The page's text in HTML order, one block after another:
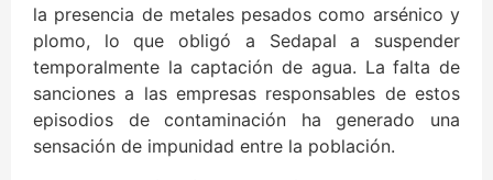
la presencia de metales pesados como arsénico y
plomo, lo que obligó a Sedapal a suspender
temporalmente la captación de agua. La falta de
sanciones a las empresas responsables de estos
episodios de contaminación ha generado una
sensación de impunidad entre la población.